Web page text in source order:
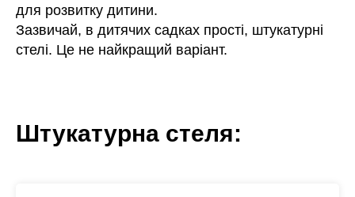
для розвитку дитини.
Зазвичай, в дитячих садках прості, штукатурні
стелі. Це не найкращий варіант.
Штукатурна стеля: